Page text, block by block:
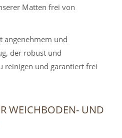
Matten frei von
angenehmem und
der robust und
reinigen und garantiert frei
WEICHBODEN- UND